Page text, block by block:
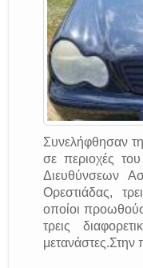
Συνελήφθησαν
σε περιοχές
Διευθύνσεων
Ορεστιάδας,
οποίοι
τρεις
μετανάστες.Στην